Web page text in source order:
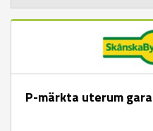
P-märkta uterum